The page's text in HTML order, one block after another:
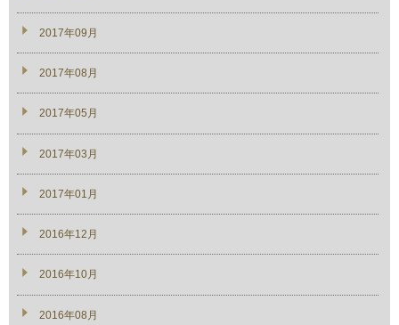
2017年09月
2017年08月
2017年05月
2017年03月
2017年01月
2016年12月
2016年10月
2016年08月